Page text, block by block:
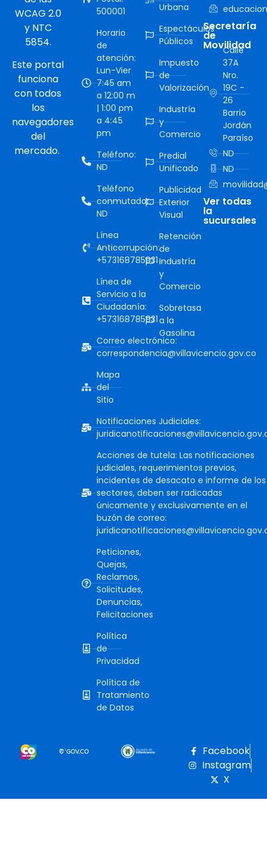
WCAG 2.0
y NTC
5854.
Este portal
funciona
con todos
los
navegadores
del
mercado.
500001
Horario
de
atención:
Lun-Vier
7:45 am
a 12:00 m
| 1:00 pm
a 4:45
pm
Teléfono:
ND
Teléfono
conmutador:
ND
Línea
Anticorrupción:
+573168785931
Línea de
Servicio a la
Ciudadanía:
+573168785931
Correo electrónico:
correspondencia@villavicencio.gov.co
Mapa
del
Sitio
Notificaciones Judiciales:
Acciones de tutela: Las notificaciones
judiciales, requerimientos previos,
incidentes de desacato e informe de los
sectores, deben ser radicadas
únicamente y exclusivamente en el
buzón de correo:
Peticiones,
Quejas,
Reclamos,
Solicitudes,
Denuncias,
Felicitaciones
Política
de
Privacidad
Política de
Tratamiento
de Datos
Urbana
Espectáculos
Públicos
Impuesto
de
Valorización
Industría
y
Comercio
Predial
Unificado
Publicidad
Exterior
Visual
Retención
de
Industría
y
Comercio
Sobretasa
a la
Gasolina
Secretaría
de
Movilidad
Calle
37A
Nro.
19C -
26
Barrio
Jordán
Paraíso
ND
ND
Ver todas
la
sucursales
Facebook
Instagram
X